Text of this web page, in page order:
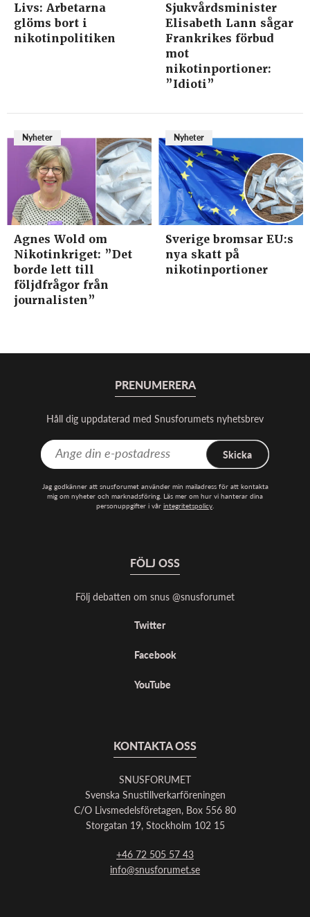
Livs: Arbetarna
glöms bort i
nikotinpolitiken
Sjukvårdsminister
Elisabeth Lann sågar
Frankrikes förbud
mot
nikotinportioner:
”Idioti”
Nyheter
Agnes Wold om
Nikotinkriget: ”Det
borde lett till
följdfrågor från
journalisten”
Nyheter
Sverige bromsar EU:s
nya skatt på
nikotinportioner
PRENUMERERA
Håll dig uppdaterad med Snusforumets nyhetsbrev
Skicka
Jag godkänner att snusforumet använder min mailadress för att kontakta
mig om nyheter och marknadsföring. Läs mer om hur vi hanterar dina
personuppgifter i vår integritetspolicy.
FÖLJ OSS
Följ debatten om snus @snusforumet
Twitter
Facebook
YouTube
KONTAKTA OSS
SNUSFORUMET
Svenska Snustillverkarföreningen
C/O Livsmedelsföretagen, Box 556 80
Storgatan 19, Stockholm 102 15
+46 72 505 57 43
info@snusforumet.se